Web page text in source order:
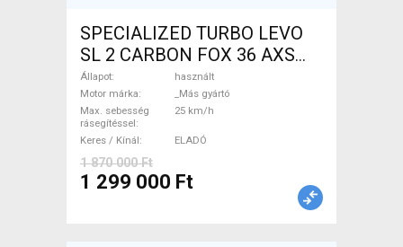
SPECIALIZED TURBO LEVO
SL 2 CARBON FOX 36 AXS
Elektromos Mountain Bike
össztelós / fully _Más gyártó
használt ELADÓ
Állapot
használt
Motor márka
_Más gyártó
Max. sebesség
rásegítéssel
25 km/h
Keres / Kínál ELADÓ
1 870 000 Ft
1 299 000 Ft